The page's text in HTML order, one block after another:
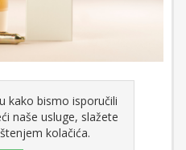
14,5cm - 1kg
kako bismo isporučili
naše usluge, slažete
kolačića.